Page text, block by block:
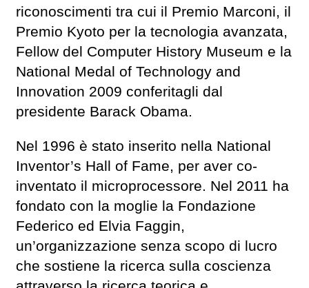
riconoscimenti tra cui il Premio Marconi, il
Premio Kyoto per la tecnologia avanzata,
Fellow del Computer History Museum e la
National Medal of Technology and
Innovation 2009 conferitagli dal
presidente Barack Obama.
Nel 1996 è stato inserito nella National
Inventor’s Hall of Fame, per aver co-
inventato il microprocessore. Nel 2011 ha
fondato con la moglie la Fondazione
Federico ed Elvia Faggin,
un’organizzazione senza scopo di lucro
che sostiene la ricerca sulla coscienza